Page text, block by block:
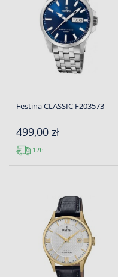
Festina CLASSIC F203573
499,00 zł
12h